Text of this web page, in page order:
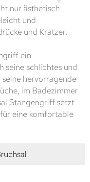
nur ästhetisch
und
und Kratzer.
ein
seine schlichtes und
hervorragende
im Badezimmer
Stangengriff setzt
eine komfortable